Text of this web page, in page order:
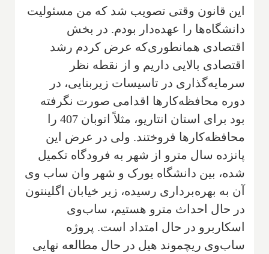
این قانون وقتی تصویب شد که من مسئولیت
دانشگاه‌ها را عهده‌دار بودم. در بخش
اقتصادی همانطوری‌که عرض کردم رشد
اقتصادی بالایی داریم و از نقطه نظر
سرمایه‌گذاری در تاسیسات زیر‌بنایی، در
دوره محافظه‌کارها اقدامی صورت نگرفته
بود برای استان انتاریو، مثلاً اتوبان 407 را
محافظه‌کارها فروختند. ولی در عرض این
پانزده سال مترو از شهر به فرودگاه تکمیل
شده، بین دانشگاه یورک و شهر وان ساب وی
آن به بهره‌برداری رسیده، زیر خیابان اگلینتون
در حال احداث مترو هستیم، ساب‌وی
اسکاربرو در حال امتداد است. پروژه
ساب‌وی ریچموند هیل در حال مطالعه نهایی